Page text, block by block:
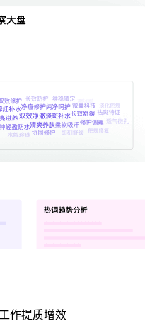
作提质增效